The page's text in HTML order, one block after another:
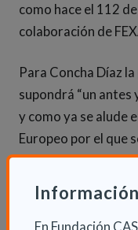
En Fundación
como hace el 112
colaboración de
Para Concha Díaz
supondrá “un antes
y como ya se alude
Europeo por el que
universal de
través de mensajes
del Parlamento
europeo, también